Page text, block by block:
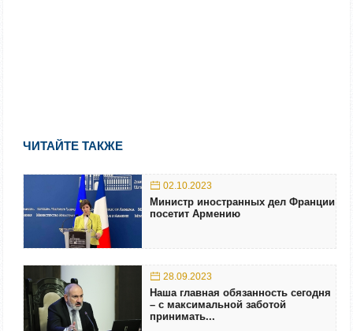
ЧИТАЙТЕ ТАКЖЕ
02.10.2023
Министр иностранных дел Франции
посетит Армению
28.09.2023
Наша главная обязанность сегодня
– с максимальной заботой
принимать...